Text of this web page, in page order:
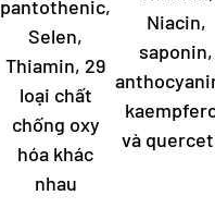
pantothenic,
Selen,
Thiamin, 29
loại chất
chống oxy
hóa khác
nhau
Niacin,
saponin,
và